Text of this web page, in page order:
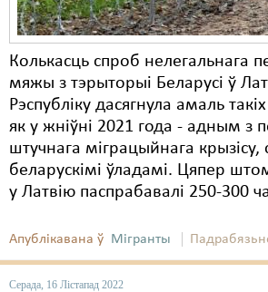
Колькасць спроб нелегальнага
мяжы з тэрыторыі Беларусі ў
Рэспубліку дасягнула амаль
як у жніўні 2021 года - адным з
штучнага міграцыйнага крызісу,
беларускімі ўладамі. Цяпер
у Латвію паспрабавалі 250-300
Апублікавана ў Мігранты
Серада, 16 Лістапад 2022